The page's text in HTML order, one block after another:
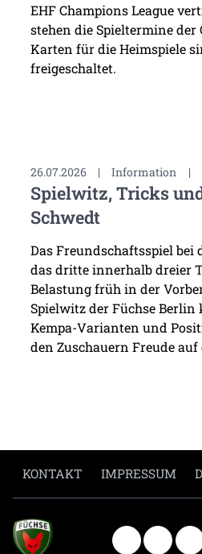
EHF Champions League
stehen die Spieltermine der
Karten für die Heimspiele
freigeschaltet.
26.07.2026 | Information |
Spielwitz, Tricks
Schwedt
Das Freundschaftsspiel bei
das dritte innerhalb dreier
Belastung früh in der
Spielwitz der Füchse Berlin
Kempa-Varianten und
den Zuschauern Freude
KONTAKT IMPRESSUM